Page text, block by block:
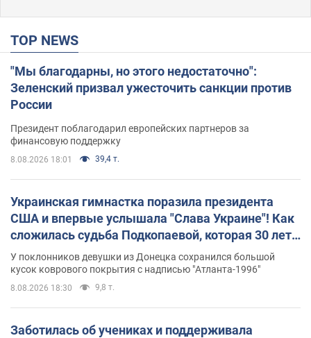
TOP NEWS
"Мы благодарны, но этого недостаточно":
Зеленский призвал ужесточить санкции против
России
Президент поблагодарил европейских партнеров за
финансовую поддержку
8.08.2026 18:01 39,4 т.
Украинская гимнастка поразила президента
США и впервые услышала "Слава Украине"! Как
сложилась судьба Подкопаевой, которая 30 лет
назад завоевала "золото" Олимпиады
У поклонников девушки из Донецка сохранился большой
кусок коврового покрытия с надписью "Атланта-1996"
8.08.2026 18:30 9,8 т.
Заботилась об учениках и поддерживала